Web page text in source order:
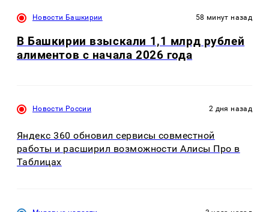
Новости Башкирии 58 минут назад
В Башкирии взыскали 1,1 млрд рублей
алиментов с начала 2026 года
Новости России 2 дня назад
Яндекс 360 обновил сервисы совместной
работы и расширил возможности Алисы Про в
Таблицах